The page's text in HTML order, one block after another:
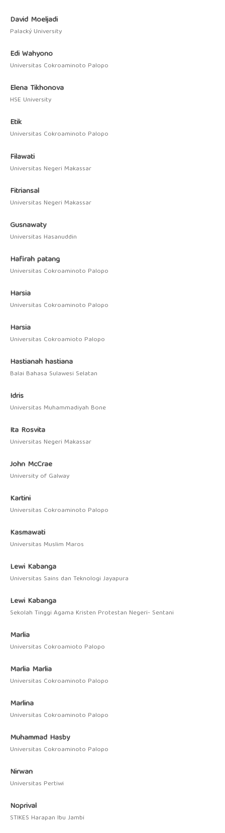
David Moeljadi
Palacký University
Edi Wahyono
Universitas Cokroaminoto Palopo
Elena Tikhonova
HSE University
Etik
Universitas Cokroaminoto Palopo
Filawati
Universitas Negeri Makassar
Fitriansal
Universitas Negeri Makassar
Gusnawaty
Universitas Hasanuddin
Hafirah patang
Universitas Cokroaminoto Palopo
Harsia
Universitas Cokroaminoto Palopo
Harsia
Universitas Cokroamioto Palopo
Hastianah hastiana
Balai Bahasa Sulawesi Selatan
Idris
Universitas Muhammadiyah Bone
Ita Rosvita
Universitas Negeri Makassar
John McCrae
University of Galway
Kartini
Universitas Cokroaminoto Palopo
Kasmawati
Universitas Muslim Maros
Lewi Kabanga
Universitas Sains dan Teknologi Jayapura
Lewi Kabanga
Sekolah Tinggi Agama Kristen Protestan Negeri- Sentani
Marlia
Universitas Cokroamioto Palopo
Marlia Marlia
Universitas Cokroaminoto Palopo
Marlina
Universitas Cokroaminoto Palopo
Muhammad Hasby
Universitas Cokroaminoto Palopo
Nirwan
Universitas Pertiwi
Noprival
STIKES Harapan Ibu Jambi